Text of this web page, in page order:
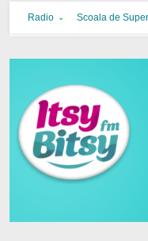
Itsy Bitsy
bucurie in familie
Radio Scoala de